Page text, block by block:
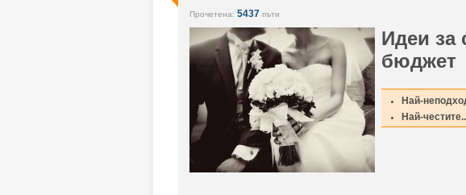
Прочетена: 5437 пъти
Идеи за
бюджет
Най-
Най-